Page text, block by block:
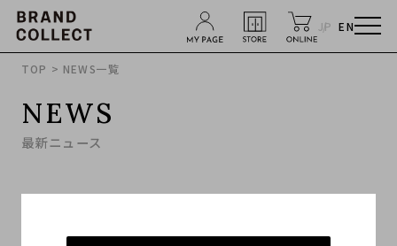
JP EN
TOP > NEWS一覧
NEWS
最新ニュース
新型コロナウイルスの影響による配送遅延のお詫